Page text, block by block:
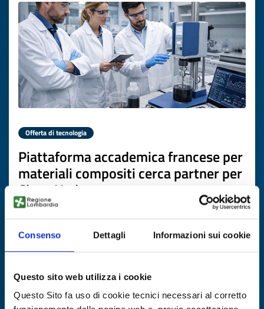
Consenso Dettagli Informazioni sui cookie
Questo sito web utilizza i cookie
Questo Sito fa uso di cookie tecnici necessari al corretto
Offerta di tecnologia
Piattaforma accademica francese per
materiali compositi cerca partner per
Clean Hydrogen
ID EEN: TOFR20260331013